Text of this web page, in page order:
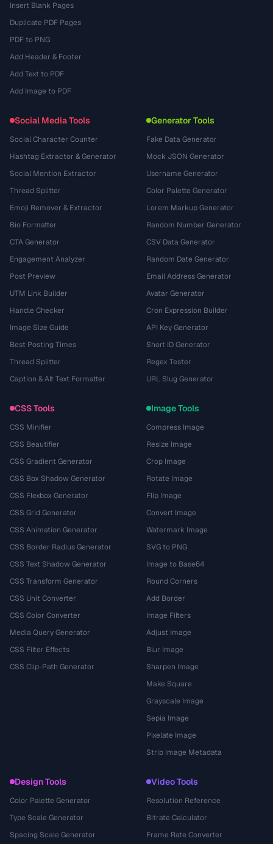
Insert Blank Pages
Duplicate PDF Pages
PDF to PNG
Add Header & Footer
Add Text to PDF
Add Image to PDF
Social Media Tools
Social Character Counter
Hashtag Extractor & Generator
Social Mention Extractor
Thread Splitter
Emoji Remover & Extractor
Bio Formatter
CTA Generator
Engagement Analyzer
Post Preview
UTM Link Builder
Handle Checker
Image Size Guide
Best Posting Times
Thread Splitter
Caption & Alt Text Formatter
Generator Tools
Fake Data Generator
Mock JSON Generator
Username Generator
Color Palette Generator
Lorem Markup Generator
Random Number Generator
CSV Data Generator
Random Date Generator
Email Address Generator
Avatar Generator
Cron Expression Builder
API Key Generator
Short ID Generator
Regex Tester
URL Slug Generator
CSS Tools
CSS Minifier
CSS Beautifier
CSS Gradient Generator
CSS Box Shadow Generator
CSS Flexbox Generator
CSS Grid Generator
CSS Animation Generator
CSS Border Radius Generator
CSS Text Shadow Generator
CSS Transform Generator
CSS Unit Converter
CSS Color Converter
Media Query Generator
CSS Filter Effects
CSS Clip-Path Generator
Image Tools
Compress Image
Resize Image
Crop Image
Rotate Image
Flip Image
Convert Image
Watermark Image
SVG to PNG
Image to Base64
Round Corners
Add Border
Image Filters
Adjust Image
Blur Image
Sharpen Image
Make Square
Grayscale Image
Sepia Image
Pixelate Image
Strip Image Metadata
Design Tools
Color Palette Generator
Type Scale Generator
Spacing Scale Generator
Video Tools
Resolution Reference
Bitrate Calculator
Frame Rate Converter